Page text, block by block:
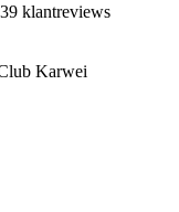
klantreviews
Karwei